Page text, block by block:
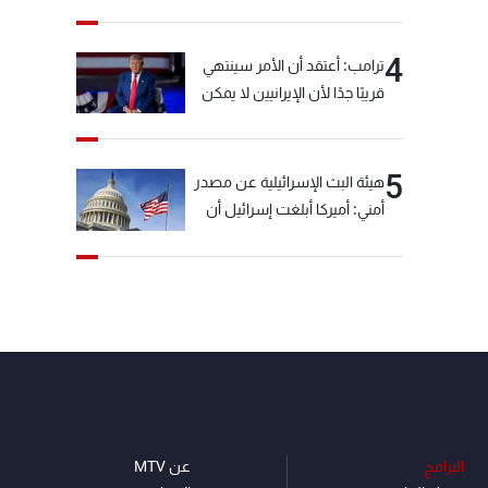
4ترامب: أعتقد أن الأمر سينتهي
قريبًا جدًا لأن الإيرانيين لا يمكن
5هيئة البث الإسرائيلية عن مصدر
أمني: أميركا أبلغت إسرائيل أن
البرامج
عن MTV